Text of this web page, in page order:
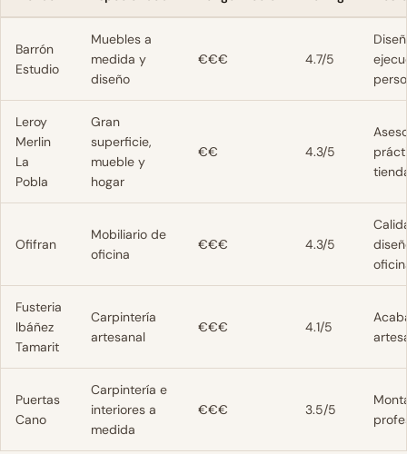
Barrón
Estudio
Muebles a
medida y
diseño
€€€ 4.7/5
Leroy
Merlin
La
Pobla
Gran
superficie,
mueble y
hogar
€€ 4.3/5
Ofifran
Mobiliario de
oficina
€€€ 4.3/5
Fusteria
Ibáñez
Tamarit
Carpintería
artesanal
€€€ 4.1/5
Puertas
Cano
Carpintería e
interiores a
medida
€€€ 3.5/5